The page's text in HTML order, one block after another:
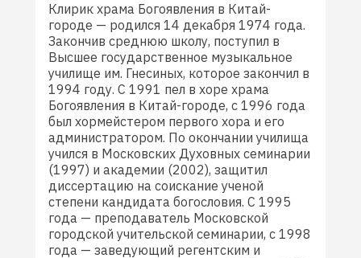
Клирик храма Богоявления в Китай-
городе — родился 14 декабря 1974 года.
Закончив среднюю школу, поступил в
Высшее государственное музыкальное
училище им. Гнесиных, которое закончил в
1994 году. С 1991 пел в хоре храма
Богоявления в Китай-городе, с 1996 года
был хормейстером первого хора и его
администратором. По окончании училища
учился в Московских Духовных семинарии
(1997) и академии (2002), защитил
диссертацию на соискание ученой
степени кандидата богословия. С 1995
года — преподаватель Московской
городской учительской семинарии, с 1998
года — заведующий регентским и